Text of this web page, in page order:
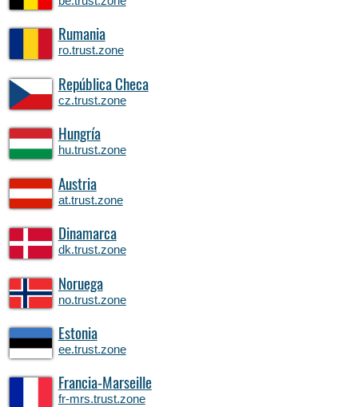
Rumania
ro.trust.zone
República Checa
cz.trust.zone
Hungría
hu.trust.zone
Austria
at.trust.zone
Dinamarca
dk.trust.zone
Noruega
no.trust.zone
Estonia
ee.trust.zone
Francia-Marseille
fr-mrs.trust.zone